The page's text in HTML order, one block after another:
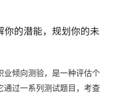
你的潜能，规划你的未
业倾向测验，是一种评估个
通过一系列测试题目，考查